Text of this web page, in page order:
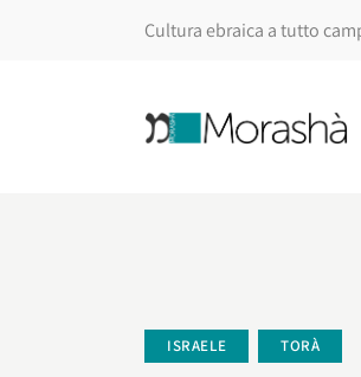
Cultura ebraica a tutto
ISRAELE TORÀ